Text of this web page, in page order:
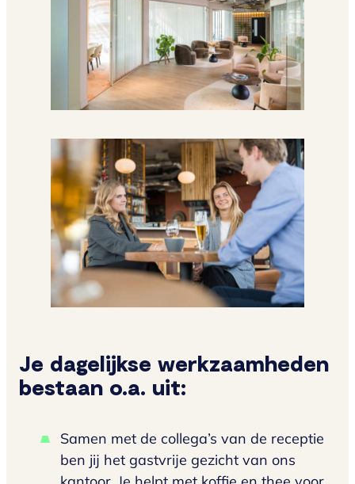
Je dagelijkse werkzaamheden
bestaan o.a. uit:
Samen met de collega’s van de receptie
ben jij het gastvrije gezicht van ons